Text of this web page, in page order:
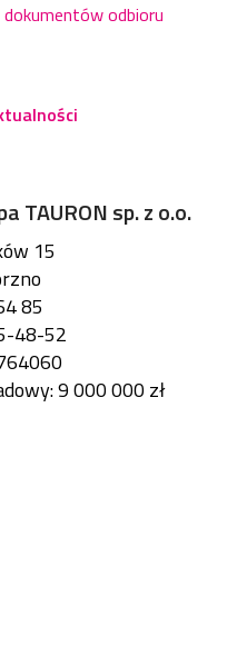
odbioru
TAURON sp. z o.o.
15
85
48-52
9 000 000 zł